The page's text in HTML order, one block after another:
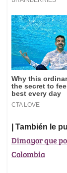
| También le
Dimayor que
Colombia